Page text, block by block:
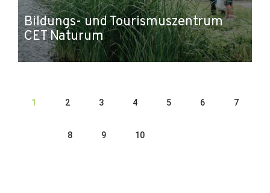
Bildungs- und Tourismuszentrum
CET Naturum
1 2 3 4 5 6 7
8 9 10